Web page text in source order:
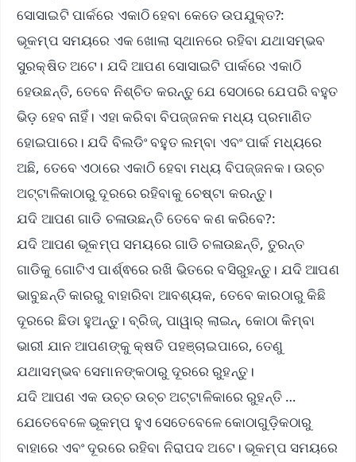
ସୋସାଇଟି ପାର୍କରେ ଏକାଠି ହେବା କେତେ ଉପଯୁକ୍ତ?:
ଭୂକମ୍ପ ସମୟରେ ଏକ ଖୋଲା ସ୍ଥାନରେ ରହିବା ଯଥାସମ୍ଭବ
ସୁରକ୍ଷିତ ଅଟେ। ଯଦି ଆପଣ ସୋସାଇଟି ପାର୍କରେ ଏକାଠି
ହେଉଛନ୍ତି, ତେବେ ନିଶ୍ଚିତ କରନ୍ତୁ ଯେ ସେଠାରେ ଯେପରି ବହୁତ
ଭିଡ଼ ହେବ ନାହିଁ। ଏହା କରିବା ବିପଜ୍ଜନକ ମଧ୍ୟ ପ୍ରମାଣିତ
ହୋଇପାରେ। ଯଦି ବିଲଡିଂ ବହୁତ ଲମ୍ବା ଏବଂ ପାର୍କ ମଧ୍ୟରେ
ଅଛି, ତେବେ ଏଠାରେ ଏକାଠି ହେବା ମଧ୍ୟ ବିପଜ୍ଜନକ। ଉଚ୍ଚ
ଅଟ୍ଟାଳିକାଠାରୁ ଦୂରରେ ରହିବାକୁ ଚେଷ୍ଟା କରନ୍ତୁ।
ଯଦି ଆପଣ ଗାଡି ଚଳାଉଛନ୍ତି ତେବେ କଣ କରିବେ?:
ଯଦି ଆପଣ ଭୂକମ୍ପ ସମୟରେ ଗାଡି ଚଳାଉଛନ୍ତି, ତୁରନ୍ତ
ଗାଡିକୁ ଗୋଟିଏ ପାର୍ଶ୍ଵରେ ରଖି ଭିତରେ ବସିରୁହନ୍ତୁ। ଯଦି ଆପଣ
ଭାବୁଛନ୍ତି କାରରୁ ବାହାରିବା ଆବଶ୍ୟକ, ତେବେ କାରଠାରୁ କିଛି
ଦୂରରେ ଛିଡା ହୁଅନ୍ତୁ। ବ୍ରିଜ୍, ପାୱାର୍ ଲାଇନ୍, କୋଠା କିମ୍ବା
ଭାରୀ ଯାନ ଆପଣଙ୍କୁ କ୍ଷତି ପହଞ୍ଚାଇପାରେ, ତେଣୁ
ଯଥାସମ୍ଭବ ସେମାନଙ୍କଠାରୁ ଦୂରରେ ରୁହନ୍ତୁ।
ଯଦି ଆପଣ ଏକ ଉଚ୍ଚ ଉଚ୍ଚ ଅଟ୍ଟାଳିକାରେ ରୁହନ୍ତି …
ଯେତେବେଳେ ଭୂକମ୍ପ ହୁଏ ସେତେବେଳେ କୋଠାଗୁଡ଼ିକଠାରୁ
ବାହାରେ ଏବଂ ଦୂରରେ ରହିବା ନିରାପଦ ଅଟେ। ଭୂକମ୍ପ ସମୟରେ